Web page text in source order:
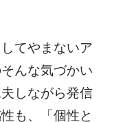
れた2021年の
禍の緊急事態
。カヌー競技